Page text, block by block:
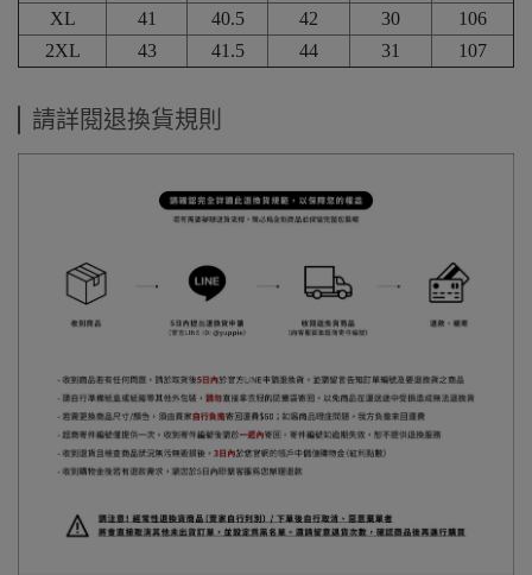
XL
41 40.5 42 30
106
2XL
43 41.5 44 31 107
請詳閱退換貨規則